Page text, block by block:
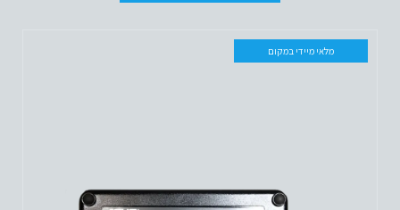
מלאי מיידי במקום